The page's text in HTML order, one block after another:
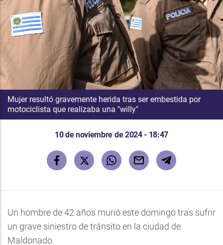
Mujer resultó gravemente herida tras ser embestida por
motociclista que realizaba una "willy"
10 de noviembre de 2024 - 18:47
Un hombre de 42 años murió este domingo tras sufrir
un grave siniestro de tránsito en la ciudad de
Maldonado.